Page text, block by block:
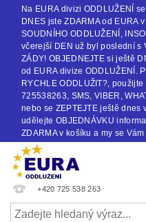
Na EURA divizi ODDLUŽENÍ
DNES jste ZDARMA od EURA
SOUDNÍHO ODDLUŽENÍ,
včerejší DEN už byl poslední s
ZÁDY! OBJEDNEJTE si ještě
od EURA divize ODDLUŽENÍ.
RYCHLE ODDLUŽIT?, použijte
725538263, SMS, VIBER,
nebo se ZEPTEJTE ještě dnes
udělejte OBJEDNÁVKU
ZDARMA v košíku a my se
+420 725 538 263